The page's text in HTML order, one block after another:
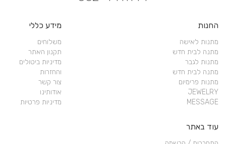
החנות
מתנות לאישה
מתנה לבית חדש
מתנות לגבר
מתנה לבית חדש
מתנות פרימיום
JEWELRY
MESSAGE
מידע כללי
משלוחים
תקנון האתר
מדיניות ביטולים
והחזרות
צור קשר
אודותינו
מדיניות פרטיות
עוד באתר